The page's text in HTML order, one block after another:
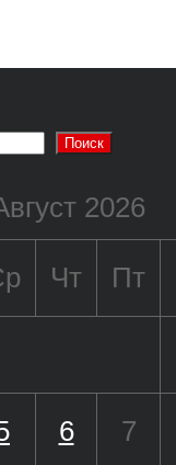
Поиск
2026
Чт Пт
6 7